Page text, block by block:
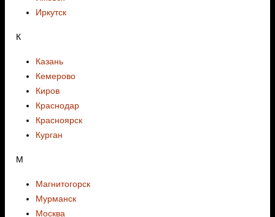
Иркутск
К
Казань
Кемерово
Киров
Краснодар
Красноярск
Курган
М
Магнитогорск
Мурманск
Москва